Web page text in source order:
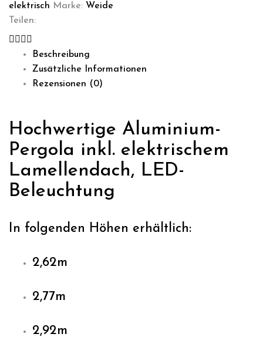
elektrisch Marke: Weide
Teilen:
Beschreibung
Zusätzliche Informationen
Rezensionen (0)
Hochwertige Aluminium-
Pergola inkl. elektrischem
Lamellendach, LED-
Beleuchtung
In folgenden Höhen erhältlich:
2,62m
2,77m
2,92m